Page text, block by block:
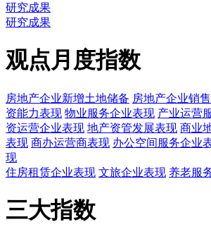
研究成果
研究成果
观点月度指数
房地产企业新增土地储备 房地产企业销
资能力表现 物业服务企业表现 产业运营
资运营企业表现 地产资管发展表现 商业
表现 商办运营商表现 办公空间服务企业
现
住房租赁企业表现 文旅企业表现 养老服
三大指数